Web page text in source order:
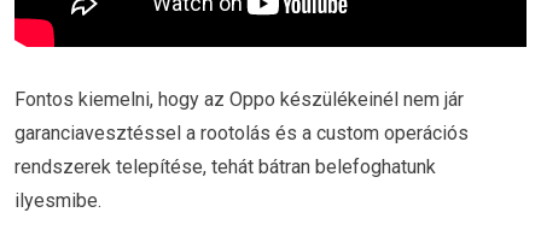
Fontos kiemelni, hogy az Oppo készülékeinél nem jár
garanciavesztéssel a rootolás és a custom operációs
rendszerek telepítése, tehát bátran belefoghatunk
ilyesmibe.